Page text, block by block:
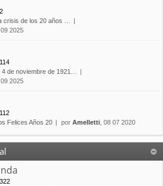
crisis de los 20 años …
09 2025
114
4 de noviembre de 1921…
09 2025
112
Felices Años 20 por Amelletti , 08 07 2020
322